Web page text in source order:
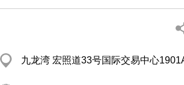
九龙湾 宏照道33号国际交易中心